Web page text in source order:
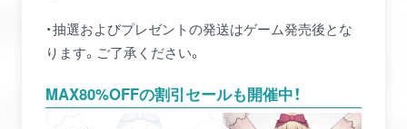
・抽選およびプレゼントの発送はゲーム発売後とな
ります。ご了承ください。
MAX80%OFFの割引セールも開催中！